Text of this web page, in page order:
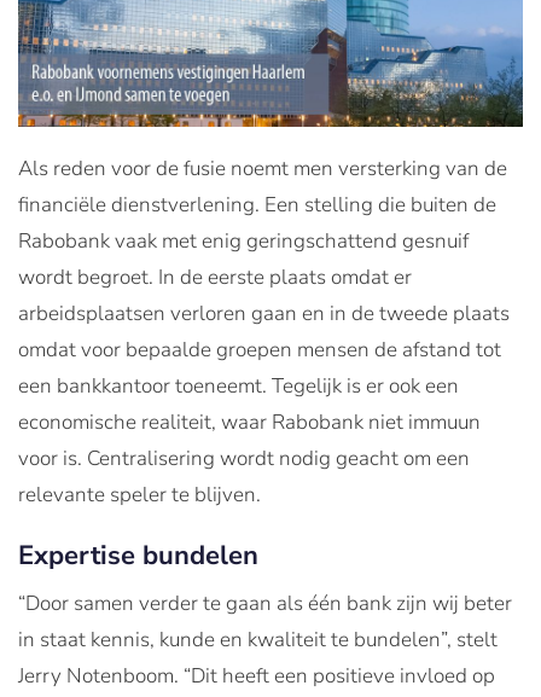
Als reden voor de fusie noemt men versterking van de
financiële dienstverlening. Een stelling die buiten de
Rabobank vaak met enig geringschattend gesnuif
wordt begroet. In de eerste plaats omdat er
arbeidsplaatsen verloren gaan en in de tweede plaats
omdat voor bepaalde groepen mensen de afstand tot
een bankkantoor toeneemt. Tegelijk is er ook een
economische realiteit, waar Rabobank niet immuun
voor is. Centralisering wordt nodig geacht om een
relevante speler te blijven.
Expertise bundelen
“Door samen verder te gaan als één bank zijn wij beter
in staat kennis, kunde en kwaliteit te bundelen”, stelt
Jerry Notenboom. “Dit heeft een positieve invloed op